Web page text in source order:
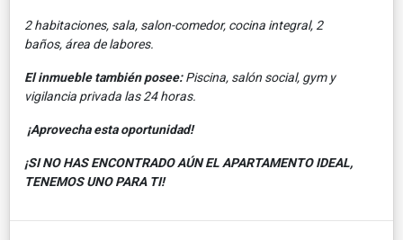
2 habitaciones, sala, salon-comedor, cocina integral, 2
baños, área de labores.
El inmueble también posee:Piscina, salón social, gym y
vigilancia privada las 24 horas.
¡Aprovecha esta oportunidad!
¡SI NO HAS ENCONTRADO AÚN EL APARTAMENTO IDEAL,
TENEMOS UNO PARA TI!